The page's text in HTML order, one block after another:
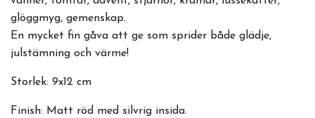
glöggmyg, gemenskap.
En mycket fin gåva att ge som sprider både glädje,
julstämning och värme!
Storlek: 9x12 cm
Finish: Matt röd med silvrig insida.